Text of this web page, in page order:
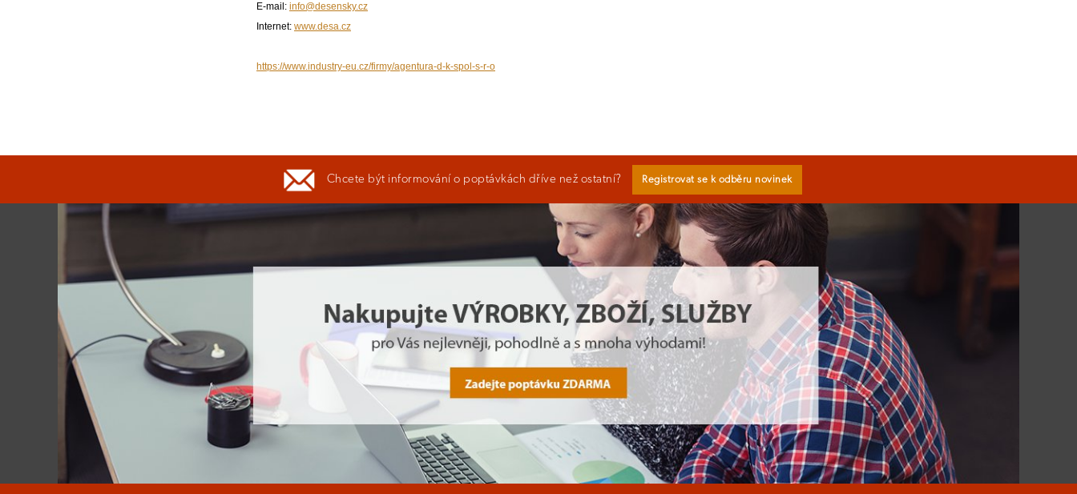
E-mail: info@desensky.cz
Internet: www.desa.cz
https://www.industry-eu.cz/firmy/agentura-d-k-spol-s-r-o
Chcete být informování o poptávkách dříve než ostatní? Registrovat se k odběru novinek